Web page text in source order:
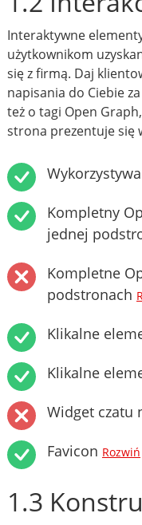
Interaktywne
użytkownikom
się z firmą. Daj
napisania do Ciebie
też o tagi Open
strona prezentuje się
Kompletny
jednej
Kompletne
podstronach
Klikalne
Klikalne
Widget czatu
Favicon Rozwiń
1.3